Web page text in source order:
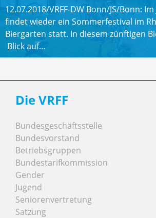
12.07.2018/VRFF-DW Bonn/JS/Bonn:
findet wieder ein Sommerfestival im
Biergarten statt. In diesem zünftigen
Blick auf…
Die VRFF
Bundesgeschäftsstelle
Bundesvorstand
Betriebsgruppen
Bundestarifkommission
Gender
Jugend
Seniorenvertretung
Satzung